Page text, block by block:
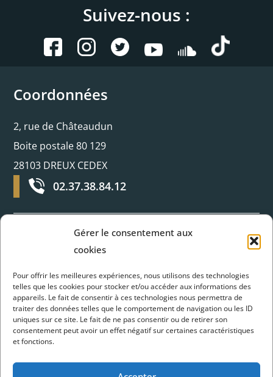
Gérer le consentement aux
cookies
Pour offrir les meilleures expériences, nous utilisons des technologies
telles que les cookies pour stocker et/ou accéder aux informations des
appareils. Le fait de consentir à ces technologies nous permettra de
traiter des données telles que le comportement de navigation ou les ID
uniques sur ce site. Le fait de ne pas consentir ou de retirer son
consentement peut avoir un effet négatif sur certaines caractéristiques
et fonctions.
Suivez-nous :
Coordonnées
2, rue de Châteaudun
Boite postale 80 129
28103 DREUX CEDEX
02.37.38.84.12
Horaires d’ouverture
Du lundi au jeudi :
8H30 - 12H et 13H30 - 17H30
Vendredi :
Fermé à 17H